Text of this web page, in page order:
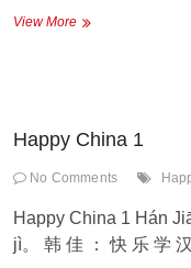
View MoreNghệ
Happy China 1
No Comments
Happy China 1 Hán
jì。 韩 佳 ： 快 乐 学